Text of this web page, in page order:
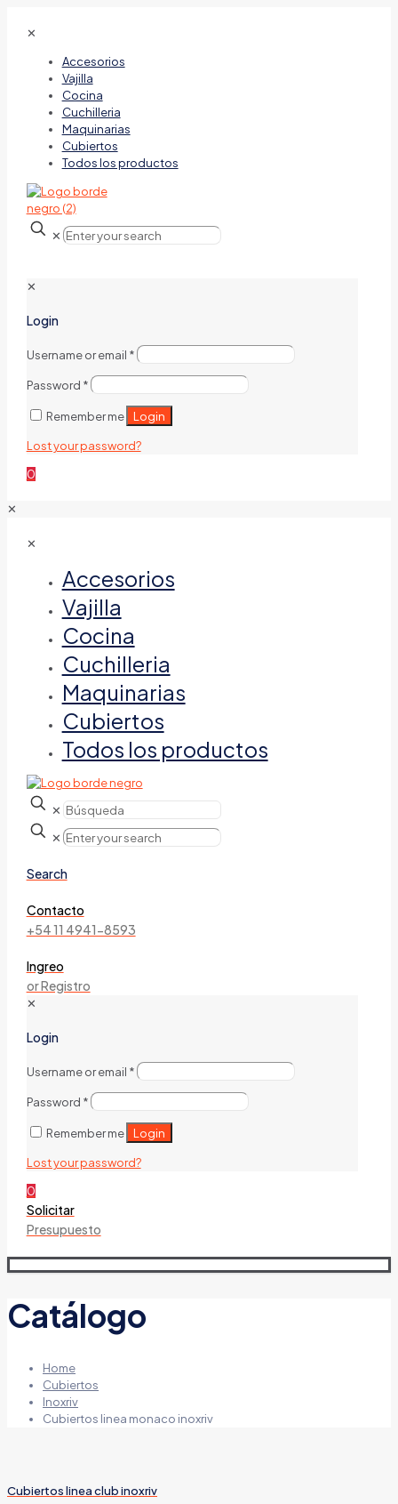
✕
Accesorios
Vajilla
Cocina
Cuchilleria
Maquinarias
Cubiertos
Todos los productos
✕
✕
Login
Username or email *
Password *
Remember me Login
Lost your password?
0
✕
✕
Accesorios
Vajilla
Cocina
Cuchilleria
Maquinarias
Cubiertos
Todos los productos
✕
✕
Search
Contacto
+54 11 4941-8593
Ingreo
or Registro
✕
Login
Username or email *
Password *
Remember me Login
Lost your password?
0
Solicitar
Presupuesto
Catálogo
Home
Cubiertos
Inoxriv
Cubiertos linea monaco inoxriv
Cubiertos linea club inoxriv